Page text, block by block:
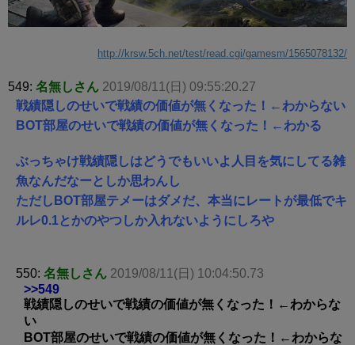
http://krsw.5ch.net/test/read.cgi/gamesm/1565078132/
549: 名無しさん 2019/08/11(日) 09:55:20.27
戦績隠しのせいで戦績の価値が無くなった！←わからない
BOT部屋のせいで戦績の価値が無くなった！←わかる
ぶっちゃけ戦績隠しはどうでもいいよ人目を気にしてる雑
魚なんだなーとしか思わんし
ただしBOT部屋テメーはダメだ、本当にレートが最低でキ
ルレ0.1とかのやつしか入れないようにしろや
550: 名無しさん 2019/08/11(日) 10:04:50.73
>>549
戦績隠しのせいで戦績の価値が無くなった！←わからな
い
BOT部屋のせいで戦績の価値が無くなった！←わからな